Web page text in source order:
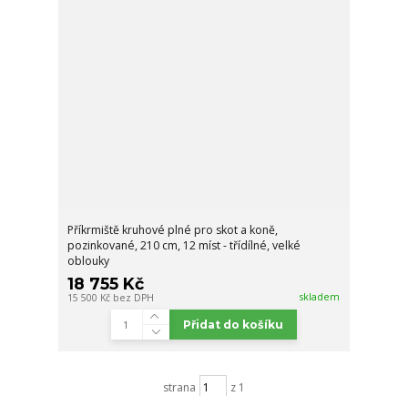
Příkrmiště kruhové plné pro skot a koně,
pozinkované, 210 cm, 12 míst - třídílné, velké
oblouky
18 755 Kč
15 500 Kč bez DPH skladem
Přidat do košíku
strana z 1